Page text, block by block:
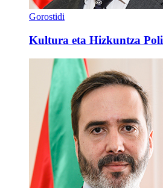
Gorostidi
Kultura eta Hizkuntza